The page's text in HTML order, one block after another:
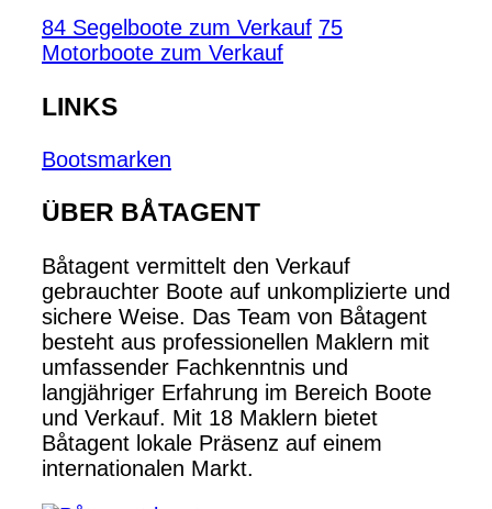
84 Segelboote zum Verkauf 75
Motorboote zum Verkauf
LINKS
Bootsmarken
ÜBER BÅTAGENT
Båtagent vermittelt den Verkauf
gebrauchter Boote auf unkomplizierte und
sichere Weise. Das Team von Båtagent
besteht aus professionellen Maklern mit
umfassender Fachkenntnis und
langjähriger Erfahrung im Bereich Boote
und Verkauf. Mit 18 Maklern bietet
Båtagent lokale Präsenz auf einem
internationalen Markt.